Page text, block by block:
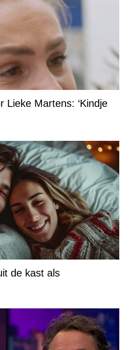
Lieke Martens: ‘Kindje
de kast als